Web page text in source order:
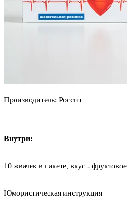
Производитель: Россия
Внутри:
10 жвачек в пакете, вкус -
Юмористическая инструкция